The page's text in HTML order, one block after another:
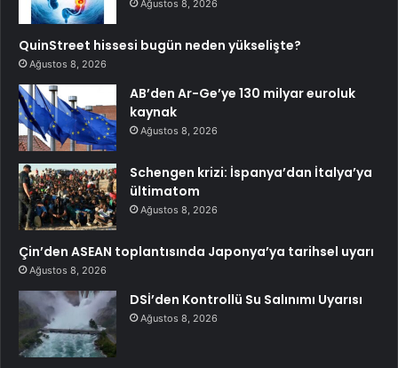
Ağustos 8, 2026
QuinStreet hissesi bugün neden yükselişte?
Ağustos 8, 2026
AB’den Ar-Ge’ye 130 milyar euroluk
kaynak
Ağustos 8, 2026
Schengen krizi: İspanya’dan İtalya’ya
ültimatom
Ağustos 8, 2026
Çin’den ASEAN toplantısında Japonya’ya tarihsel uyarı
Ağustos 8, 2026
DSİ’den Kontrollü Su Salınımı Uyarısı
Ağustos 8, 2026